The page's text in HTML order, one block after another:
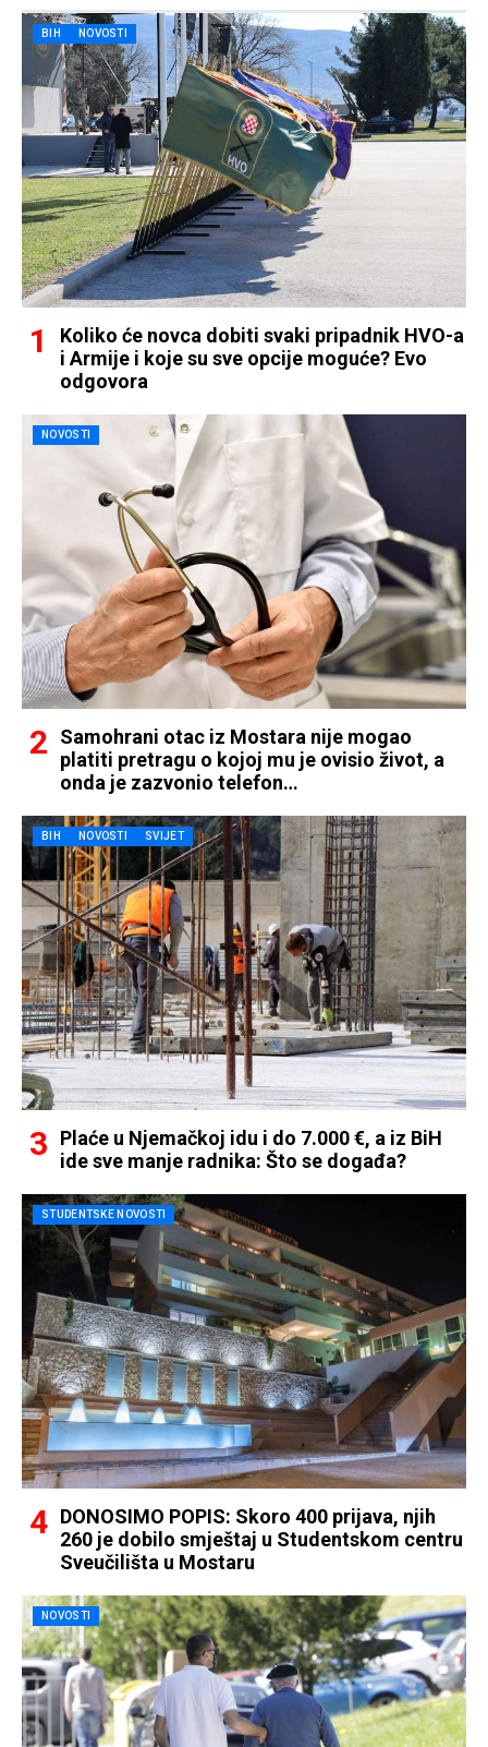
BIH NOVOSTI
Koliko će novca dobiti svaki pripadnik HVO-a
i Armije i koje su sve opcije moguće? Evo
odgovora
NOVOSTI
Samohrani otac iz Mostara nije mogao
platiti pretragu o kojoj mu je ovisio život, a
onda je zazvonio telefon…
BIH NOVOSTI SVIJET
Plaće u Njemačkoj idu i do 7.000 €, a iz BiH
ide sve manje radnika: Što se događa?
STUDENTSKE NOVOSTI
DONOSIMO POPIS: Skoro 400 prijava, njih
260 je dobilo smještaj u Studentskom centru
Sveučilišta u Mostaru
NOVOSTI